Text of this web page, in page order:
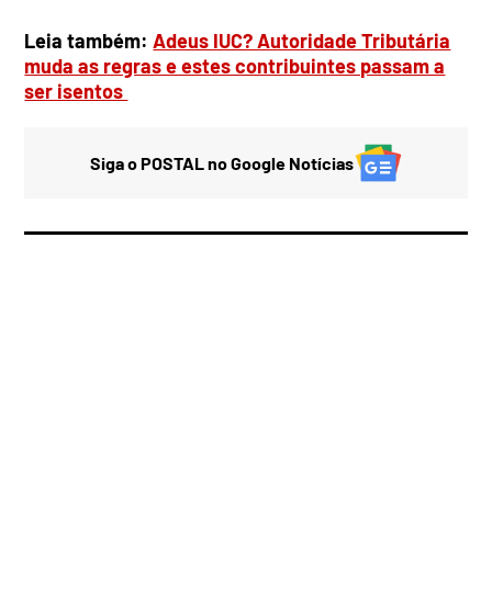
Leia também:Adeus IUC? Autoridade Tributária
muda as regras e estes contribuintes passam a
ser isentos
Siga o POSTAL no Google Notícias